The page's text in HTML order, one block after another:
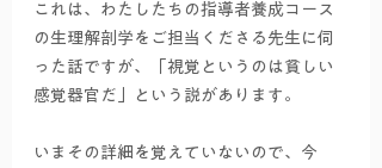
これは、わたしたちの指導者養成コース
の生理解剖学をご担当くださる先生に伺
った話ですが、「視覚というのは貧しい
感覚器官だ」という説があります。
いまその詳細を覚えていないので、今